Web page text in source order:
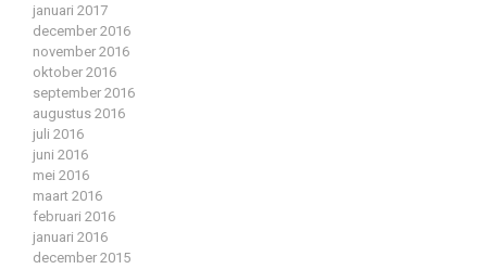
januari 2017
december 2016
november 2016
oktober 2016
september 2016
augustus 2016
juli 2016
juni 2016
mei 2016
maart 2016
februari 2016
januari 2016
december 2015